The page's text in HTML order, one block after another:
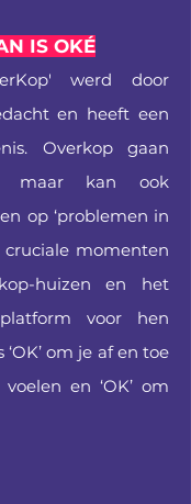
IS OKÉ
werd door
en heeft een
Overkop gaan
maar kan ook
op ‘problemen in
cruciale momenten
huizen en het
voor hen
om je af en toe
en ‘OK’ om